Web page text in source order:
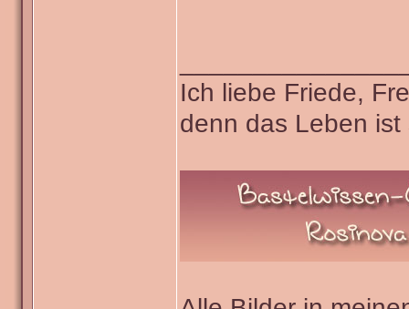
Ich liebe Friede,
denn das Leben